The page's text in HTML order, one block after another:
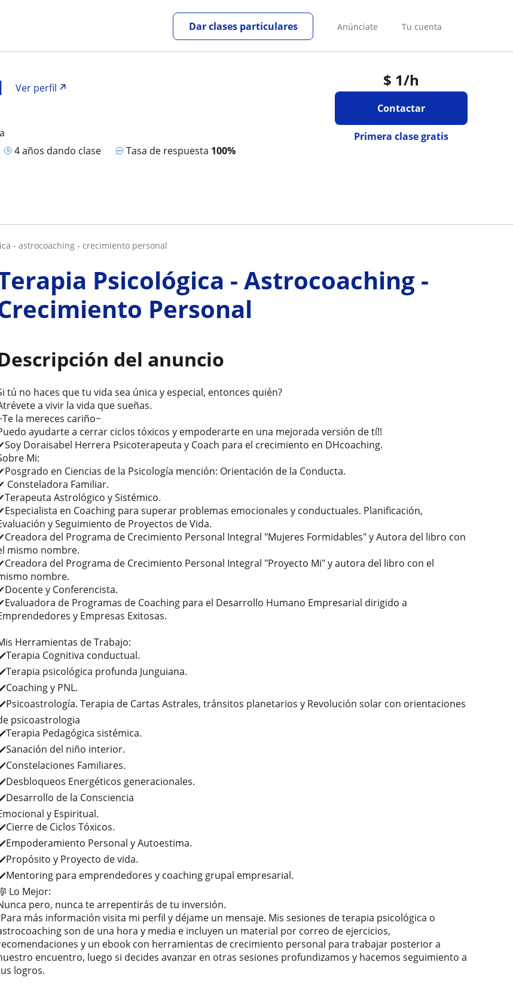
Anúnciate Tu cuenta
Dar clases particulares
$ 1/h
Contactar
Primera clase gratis
Ver perfil
4 años dando clase Tasa de respuesta 100%
- astrocoaching - crecimiento personal
Psicológica - Astrocoaching -
Personal
del anuncio
tú no haces que tu vida sea única y especial, entonces quién?
a vivir la vida que sueñas.
la mereces cariño~
ayudarte a cerrar ciclos tóxicos y empoderarte en una mejorada versión de tí!!
Doraisabel Herrera Psicoterapeuta y Coach para el crecimiento en DHcoaching.
Mi:
en Ciencias de la Psicología mención: Orientación de la Conducta.
Consteladora Familiar.
Astrológico y Sistémico.
en Coaching para superar problemas emocionales y conductuales. Planificación,
y Seguimiento de Proyectos de Vida.
del Programa de Crecimiento Personal Integral "Mujeres Formidables" y Autora del libro con
mismo nombre.
del Programa de Crecimiento Personal Integral "Proyecto Mi" y autora del libro con el
nombre.
y Conferencista.
de Programas de Coaching para el Desarrollo Humano Empresarial dirigido a
y Empresas Exitosas.
Herramientas de Trabajo:
Cognitiva conductual.
psicológica profunda Junguiana.
y PNL.
Terapia de Cartas Astrales, tránsitos planetarios y Revolución solar con orientaciones
psicoastrologia
Pedagógica sistémica.
del niño interior.
Familiares.
Energéticos generacionales.
de la Consciencia
y Espiritual.
de Ciclos Tóxicos.
Personal y Autoestima.
y Proyecto de vida.
para emprendedores y coaching grupal empresarial.
Lo Mejor:
pero, nunca te arrepentirás de tu inversión.
más información visita mi perfil y déjame un mensaje. Mis sesiones de terapia psicológica o
son de una hora y media e incluyen un material por correo de ejercicios,
y un ebook con herramientas de crecimiento personal para trabajar posterior a
encuentro, luego si decides avanzar en otras sesiones profundizamos y hacemos seguimiento a
logros.